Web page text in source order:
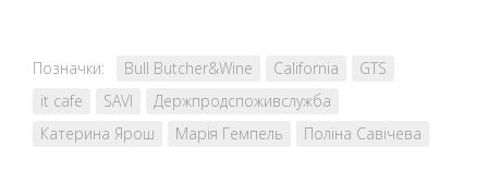
Позначки: Bull Butcher&Wine California
GTS
it cafe
SAVI
Держпродспоживслужба
Катерина Ярош
Марія Гемпель Поліна Савічева